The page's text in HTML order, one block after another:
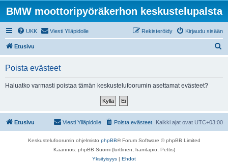
BMW moottoripyöräkerhon keskustelupalsta
UKK Viesti Ylläpidolle Kirjaudu sisään
Rekisteröidy
Etusivu
Poista evästeet
Haluatko varmasti poistaa tämän keskustelufoorumin asettamat evästeet?
Etusivu Kaikki ajat ovat UTC+03:00
Poista evästeet
Viesti Ylläpidolle
Keskustelufoorumin ohjelmisto phpBB® Forum Software © phpBB Limited
Käännös: phpBB Suomi (lurttinen, harritapio, Pettis)
Yksityisyys | Ehdot